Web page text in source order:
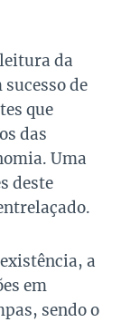
da
de
que
das
Uma
deste
a
em
sendo o